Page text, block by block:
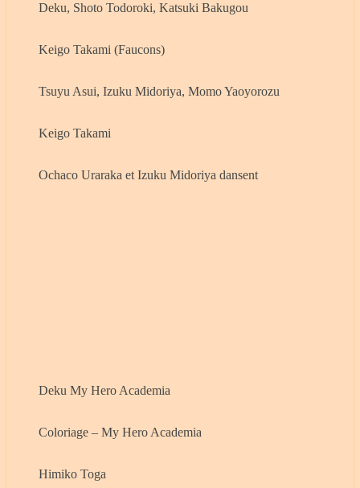
Deku, Shoto Todoroki, Katsuki Bakugou
Keigo Takami (Faucons)
Tsuyu Asui, Izuku Midoriya, Momo Yaoyorozu
Keigo Takami
Ochaco Uraraka et Izuku Midoriya dansent
Deku My Hero Academia
Coloriage – My Hero Academia
Himiko Toga